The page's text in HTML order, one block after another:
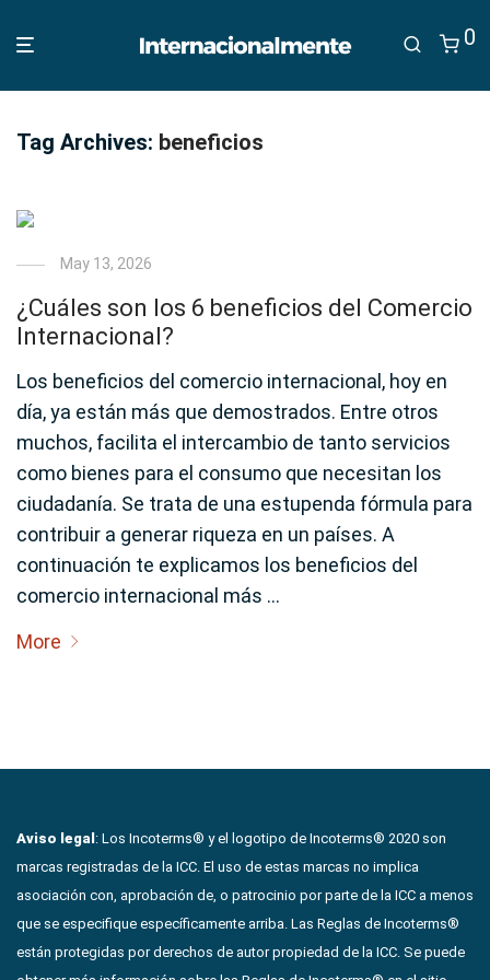
0
Tag Archives: beneficios
May 13, 2026
¿Cuáles son los 6 beneficios del Comercio
Internacional?
Los beneficios del comercio internacional, hoy en
día, ya están más que demostrados. Entre otros
muchos, facilita el intercambio de tanto servicios
como bienes para el consumo que necesitan los
ciudadanía. Se trata de una estupenda fórmula para
contribuir a generar riqueza en un países. A
continuación te explicamos los beneficios del
comercio internacional más …
More
Aviso legal : Los Incoterms® y el logotipo de Incoterms® 2020 son
marcas registradas de la ICC. El uso de estas marcas no implica
asociación con, aprobación de, o patrocinio por parte de la ICC a menos
que se especifique específicamente arriba. Las Reglas de Incoterms®
están protegidas por derechos de autor propiedad de la ICC. Se puede